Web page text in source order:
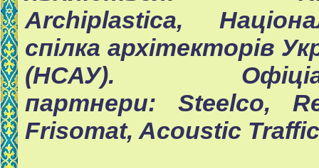
Archiplastica,
спілка архітекторів
(НСАУ).
партнери: Steelco,
Frisomat, Acoustic